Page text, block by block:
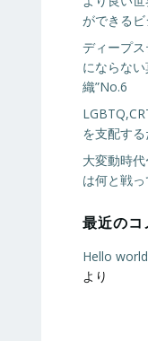
ができる
ディープ
にならな
織”No.6
を支配す
大変動時
は何と戦
最近のコ
Hello
より